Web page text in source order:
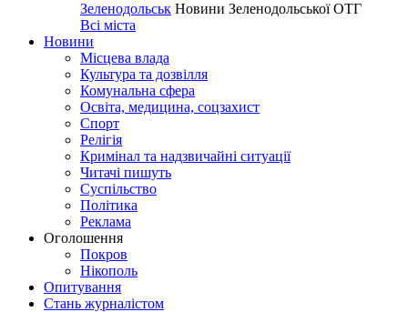
Зеленодольськ Новини Зеленодольської ОТГ
Всі міста
Новини
Місцева влада
Культура та дозвілля
Комунальна сфера
Освіта, медицина, соцзахист
Спорт
Релігія
Кримінал та надзвичайні ситуації
Читачі пишуть
Суспільство
Політика
Реклама
Оголошення
Покров
Нікополь
Опитування
Стань журналістом